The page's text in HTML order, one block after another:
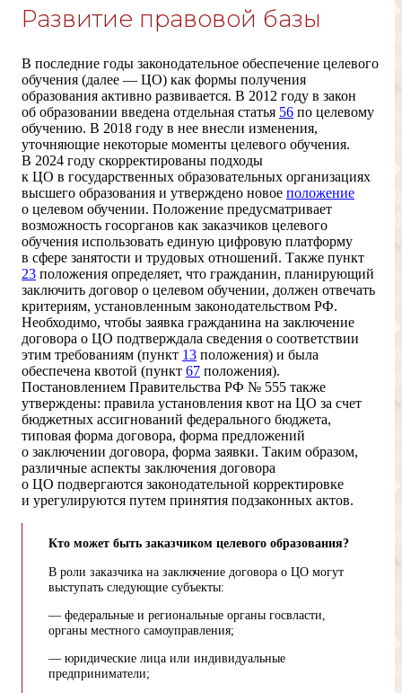
Развитие правовой базы
В последние годы законодательное обеспечение целевого
обучения (далее — ЦО) как формы получения
образования активно развивается. В 2012 году в закон
об образовании введена отдельная статья 56 по целевому
обучению. В 2018 году в нее внесли изменения,
уточняющие некоторые моменты целевого обучения.
В 2024 году скорректированы подходы
к ЦО в государственных образовательных организациях
высшего образования и утверждено новое положение
о целевом обучении. Положение предусматривает
возможность госорганов как заказчиков целевого
обучения использовать единую цифровую платформу
в сфере занятости и трудовых отношений. Также пункт
23 положения определяет, что гражданин, планирующий
заключить договор о целевом обучении, должен отвечать
критериям, установленным законодательством РФ.
Необходимо, чтобы заявка гражданина на заключение
договора о ЦО подтверждала сведения о соответствии
этим требованиям (пункт 13 положения) и была
обеспечена квотой (пункт 67 положения).
Постановлением Правительства РФ № 555 также
утверждены: правила установления квот на ЦО за счет
бюджетных ассигнований федерального бюджета,
типовая форма договора, форма предложений
о заключении договора, форма заявки. Таким образом,
различные аспекты заключения договора
о ЦО подвергаются законодательной корректировке
и урегулируются путем принятия подзаконных актов.
Кто может быть заказчиком целевого образования?
В роли заказчика на заключение договора о ЦО могут
выступать следующие субъекты:
— федеральные и региональные органы госвласти,
органы местного самоуправления;
— юридические лица или индивидуальные
предприниматели;